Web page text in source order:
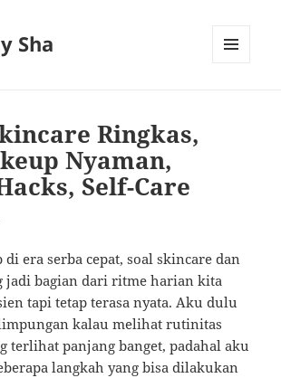
Sha
Ringkas,
Nyaman,
Self-Care
di era serba cepat, soal skincare dan
jadi bagian dari ritme harian kita
tapi tetap terasa nyata. Aku dulu
kalau melihat rutinitas
terlihat panjang banget, padahal aku
langkah yang bisa dilakukan